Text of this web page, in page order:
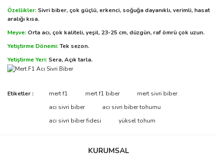
Özellikler: Sivri biber, çok güçlü, erkenci, soğuğa dayanıklı, verimli, hasat
aralığı kısa.
Meyve: Orta acı, çok kaliteli, yeşil, 23-25 cm, düzgün, raf ömrü çok uzun.
Yetiştirme Dönemi:Tek sezon.
Yetiştirme Yeri: Sera, Açık tarla.
Etiketler : mert f1 mert f1 biber
mert sivri biber
acı sivri biber
acı sivri biber tohumu
acı sivri biber fidesi
yüksel tohum
KURUMSAL